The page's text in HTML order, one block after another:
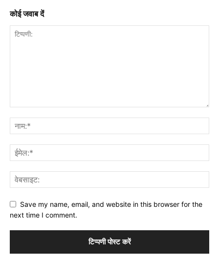
कोई जवाब दें
Save my name, email, and website in this browser for the
next time I comment.